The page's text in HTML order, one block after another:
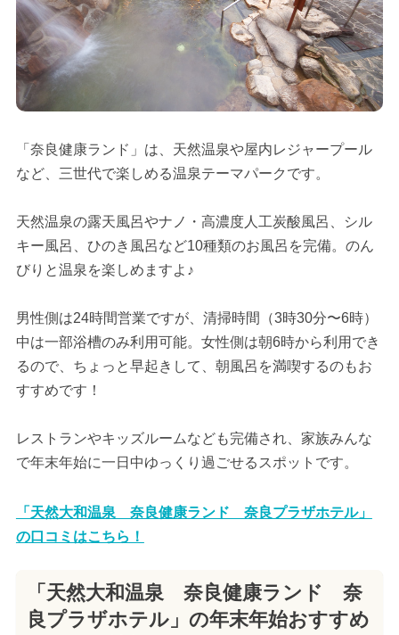
「奈良健康ランド」は、天然温泉や屋内レジャープール
など、三世代で楽しめる温泉テーマパークです。
天然温泉の露天風呂やナノ・高濃度人工炭酸風呂、シル
キー風呂、ひのき風呂など10種類のお風呂を完備。のん
びりと温泉を楽しめますよ♪
男性側は24時間営業ですが、清掃時間（3時30分〜6時）
中は一部浴槽のみ利用可能。女性側は朝6時から利用でき
るので、ちょっと早起きして、朝風呂を満喫するのもお
すすめです！
レストランやキッズルームなども完備され、家族みんな
で年末年始に一日中ゆっくり過ごせるスポットです。
「天然大和温泉 奈良健康ランド 奈良プラザホテル」
の口コミはこちら！
「天然大和温泉 奈良健康ランド 奈
良プラザホテル」の年末年始おすすめ